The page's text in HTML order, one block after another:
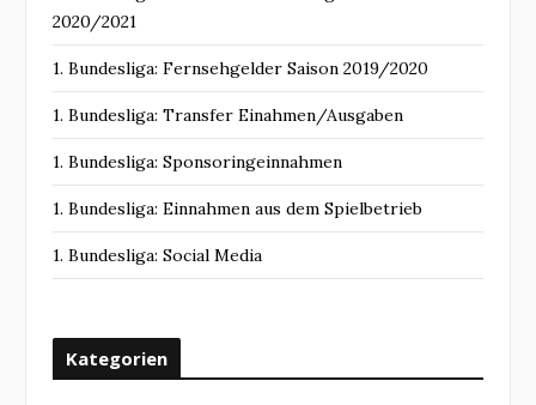
2020/2021
1. Bundesliga: Fernsehgelder Saison 2019/2020
1. Bundesliga: Transfer Einahmen/Ausgaben
1. Bundesliga: Sponsoringeinnahmen
1. Bundesliga: Einnahmen aus dem Spielbetrieb
1. Bundesliga: Social Media
Kategorien